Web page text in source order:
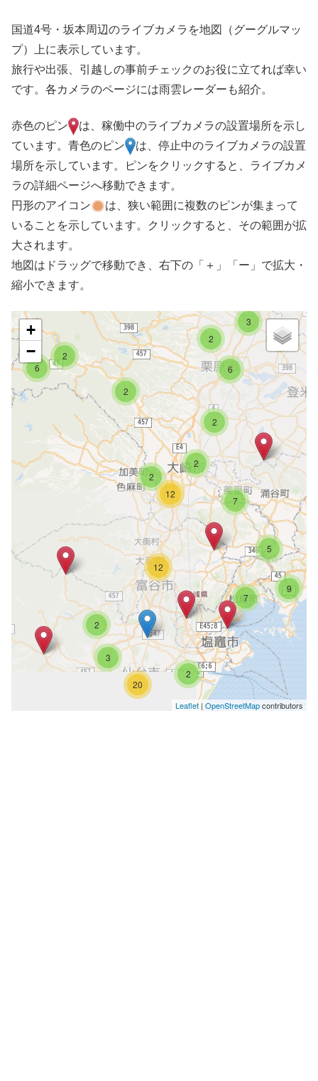
国道4号・坂本周辺のライブカメラを地図（グーグルマッ
プ）上に表示しています。
旅行や出張、引越しの事前チェックのお役に立てれば幸い
です。各カメラのページには雨雲レーダーも紹介。
赤色のピン
は、稼働中のライブカメラの設置場所を示し
ています。青色のピン
は、停止中のライブカメラの設置
場所を示しています。ピンをクリックすると、ライブカメ
ラの詳細ページへ移動できます。
円形のアイコン
は、狭い範囲に複数のピンが集まって
いることを示しています。クリックすると、その範囲が拡
大されます。
地図はドラッグで移動でき、右下の「＋」「ー」で拡大・
縮小できます。
2
5
2
2
2
7
3
2
3
2
2
12
2
2
12
9
6
7
6
20
+
−
Leaflet| OpenStreetMapcontributors